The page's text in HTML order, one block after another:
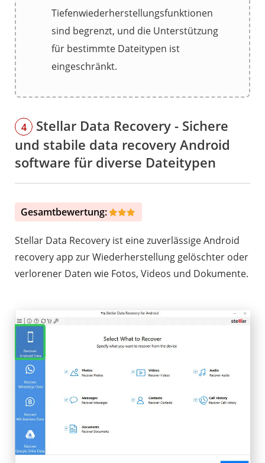
Tiefenwiederherstellungsfunktionen
sind begrenzt, und die Unterstützung
für bestimmte Dateitypen ist
eingeschränkt.
4
Stellar Data Recovery - Sichere
und stabile data recovery Android
software für diverse Dateitypen
Gesamtbewertung:
Stellar Data Recovery ist eine zuverlässige Android
recovery app zur Wiederherstellung gelöschter oder
verlorener Daten wie Fotos, Videos und Dokumente.